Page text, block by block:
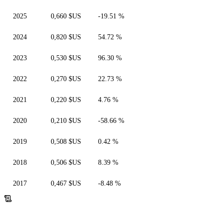
2025 0,660 $US -19.51 %
2024 0,820 $US 54.72 %
2023 0,530 $US 96.30 %
2022 0,270 $US 22.73 %
2021 0,220 $US 4.76 %
2020 0,210 $US -58.66 %
2019 0,508 $US 0.42 %
2018 0,506 $US 8.39 %
2017 0,467 $US -8.48 %